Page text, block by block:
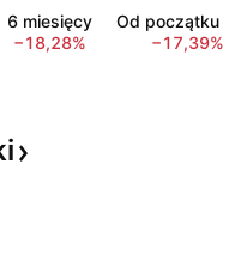
6 miesięcy
−18,28%
Od początku
−17,39%